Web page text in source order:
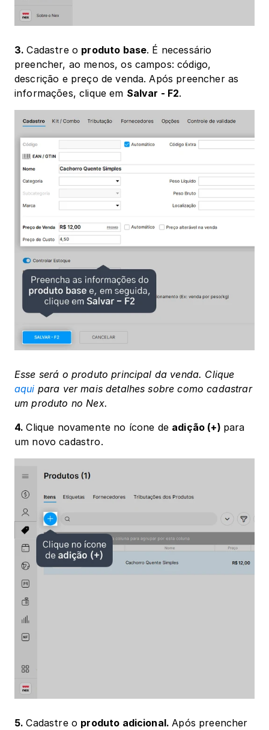
3. Cadastre o produto base. É necessário
preencher, ao menos, os campos: código,
descrição e preço de venda. Após preencher as
informações, clique em Salvar - F2.
aqui para ver mais detalhes sobre como cadastrar
um produto no Nex.
4. Clique novamente no ícone de adição (+) para
um novo cadastro.
5. Cadastre o produto adicional. Após preencher